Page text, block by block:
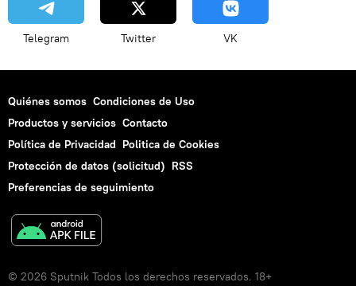
Telegram Twitter VK
Quiénes somos Condiciones de Uso
Productos y servicios Contacto
Política de Privacidad Politica de Cookies
Protección de datos (solicitud) RSS
Preferencias de seguimiento
© 2026 Sputnik Todos los derechos reservados. 18+